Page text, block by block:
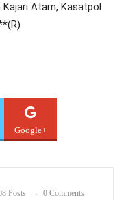
Kajari Atam, Kasatpol
Google+
Posts 0 Comments